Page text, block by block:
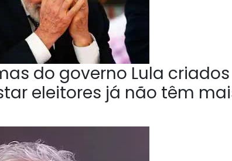
do governo Lula
eleitores já não têm